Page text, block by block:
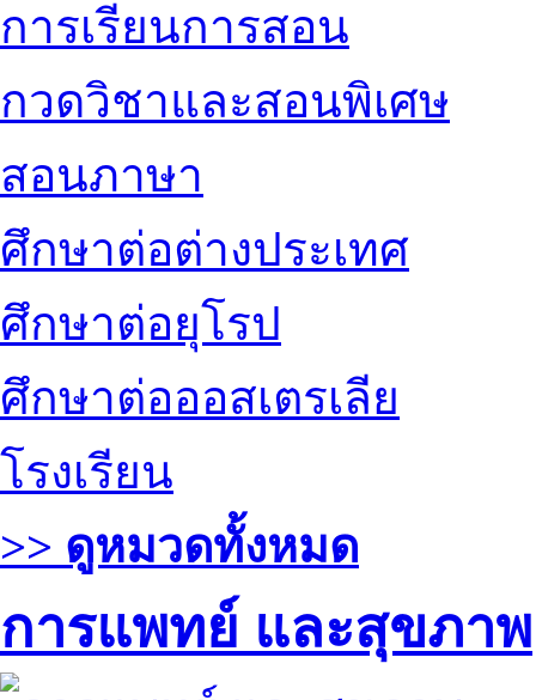
การเรียนการสอน
กวดวิชาและสอนพิเศษ
สอนภาษา
ศึกษาต่อต่างประเทศ
ศึกษาต่อยุโรป
ศึกษาต่อออสเตรเลีย
โรงเรียน
>> ดูหมวดทั้งหมด
การแพทย์ และสุขภาพ